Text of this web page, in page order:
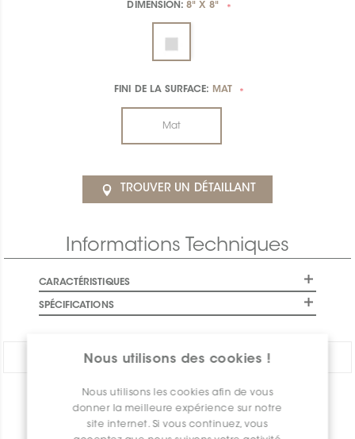
Nous utilisons des cookies !
Nous utilisons les cookies afin de vous
donner la meilleure expérience sur notre
site internet. Si vous continuez, vous
DIMENSION:8" X 8" *
FINI DE LA SURFACE: MAT *
Mat
TROUVER UN DÉTAILLANT
Informations Techniques
CARACTÉRISTIQUES
SPÉCIFICATIONS
PARTAGER:
APERÇU DES PRODUITS